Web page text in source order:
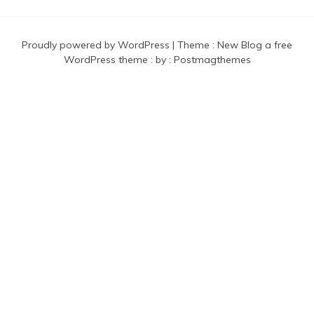
Proudly powered by WordPress | Theme : New Blog a free
WordPress theme : by : Postmagthemes